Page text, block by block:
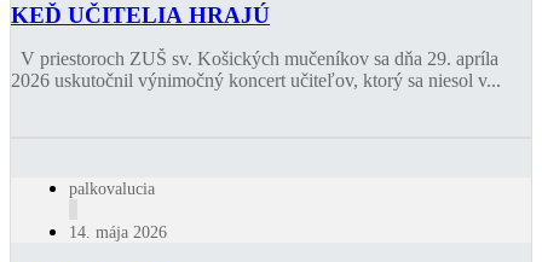
KEĎ UČITELIA HRAJÚ
V priestoroch ZUŠ sv. Košických mučeníkov sa dňa 29. apríla
2026 uskutočnil výnimočný koncert učiteľov, ktorý sa niesol v...
palkovalucia
14. mája 2026